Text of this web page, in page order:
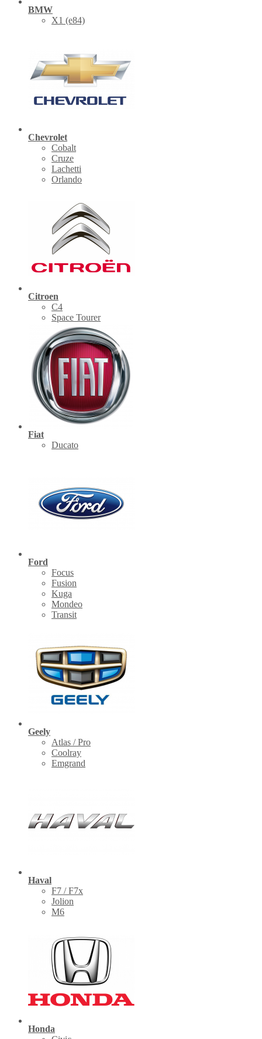
BMW
X1 (е84)
Chevrolet
Cobalt
Cruze
Lachetti
Orlando
Citroen
C4
Space Tourer
Fiat
Ducato
Ford
Focus
Fusion
Kuga
Mondeo
Transit
Geely
Atlas / Pro
Coolray
Emgrand
Haval
F7 / F7x
Jolion
M6
Honda